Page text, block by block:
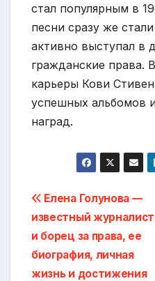
стал популярным в
песни сразу же
активно выступал в
гражданские права.
карьеры Кови
успешных альбомов
наград.
Навигация
по
записям
Елена Голунова —
известный журналист
и борец за права, ее
биография, личная
жизнь и достижения